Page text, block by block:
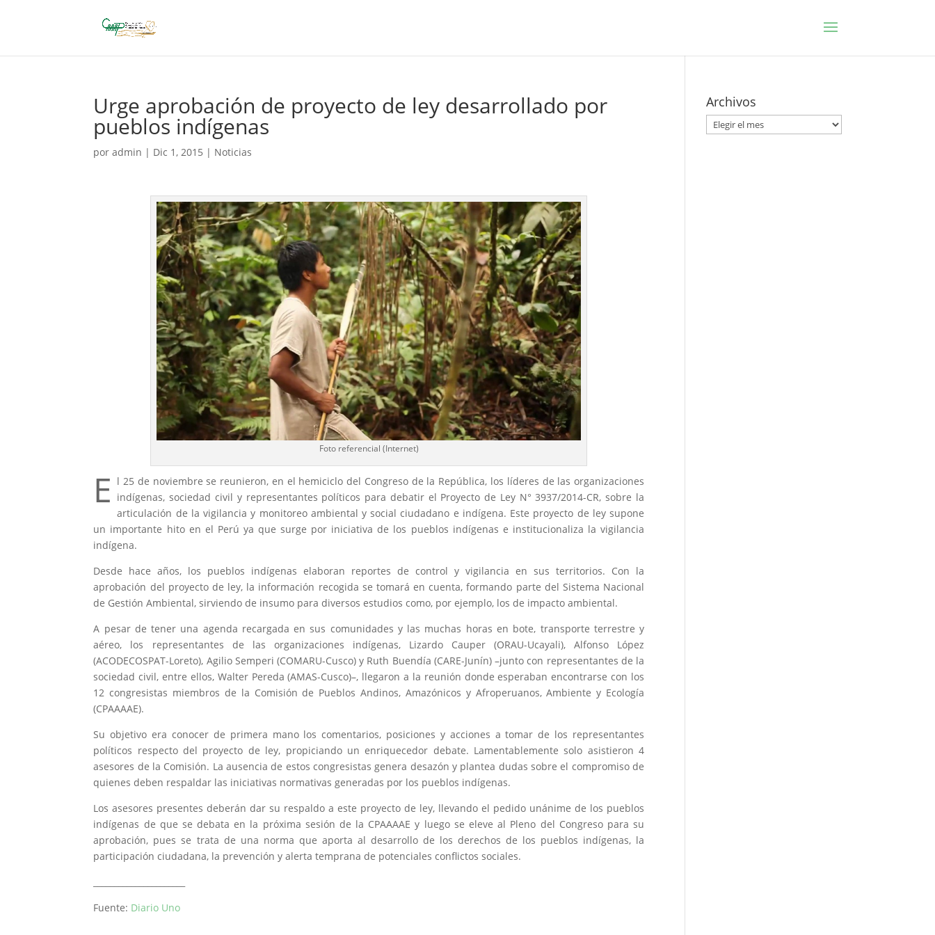
Urge aprobación de proyecto de ley desarrollado por
pueblos indígenas
poradmin | Dic 1, 2015 | Noticias
Foto referencial (Internet)
E l 25 de noviembre se reunieron, en el hemiciclo del Congreso de la República, los líderes de las organizaciones
indígenas, sociedad civil y representantes políticos para debatir el Proyecto de Ley N° 3937/2014-CR, sobre la
articulación de la vigilancia y monitoreo ambiental y social ciudadano e indígena. Este proyecto de ley supone
un importante hito en el Perú ya que surge por iniciativa de los pueblos indígenas e institucionaliza la vigilancia
indígena.
Desde hace años, los pueblos indígenas elaboran reportes de control y vigilancia en sus territorios. Con la
aprobación del proyecto de ley, la información recogida se tomará en cuenta, formando parte del Sistema Nacional
de Gestión Ambiental, sirviendo de insumo para diversos estudios como, por ejemplo, los de impacto ambiental.
A pesar de tener una agenda recargada en sus comunidades y las muchas horas en bote, transporte terrestre y
aéreo, los representantes de las organizaciones indígenas, Lizardo Cauper (ORAU-Ucayali), Alfonso López
(ACODECOSPAT-Loreto), Agilio Semperi (COMARU-Cusco) y Ruth Buendía (CARE-Junín) –junto con representantes de la
sociedad civil, entre ellos, Walter Pereda (AMAS-Cusco)–, llegaron a la reunión donde esperaban encontrarse con los
12 congresistas miembros de la Comisión de Pueblos Andinos, Amazónicos y Afroperuanos, Ambiente y Ecología
(CPAAAAE).
Su objetivo era conocer de primera mano los comentarios, posiciones y acciones a tomar de los representantes
políticos respecto del proyecto de ley, propiciando un enriquecedor debate. Lamentablemente solo asistieron 4
asesores de la Comisión. La ausencia de estos congresistas genera desazón y plantea dudas sobre el compromiso de
quienes deben respaldar las iniciativas normativas generadas por los pueblos indígenas.
Los asesores presentes deberán dar su respaldo a este proyecto de ley, llevando el pedido unánime de los pueblos
indígenas de que se debata en la próxima sesión de la CPAAAAE y luego se eleve al Pleno del Congreso para su
aprobación, pues se trata de una norma que aporta al desarrollo de los derechos de los pueblos indígenas, la
participación ciudadana, la prevención y alerta temprana de potenciales conflictos sociales.
Fuente: Diario Uno
Archivos
Archivos